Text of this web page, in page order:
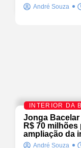
André Souza
INTERIOR DA
Jonga Bacelar
R$ 70
ampliação da
André Souza